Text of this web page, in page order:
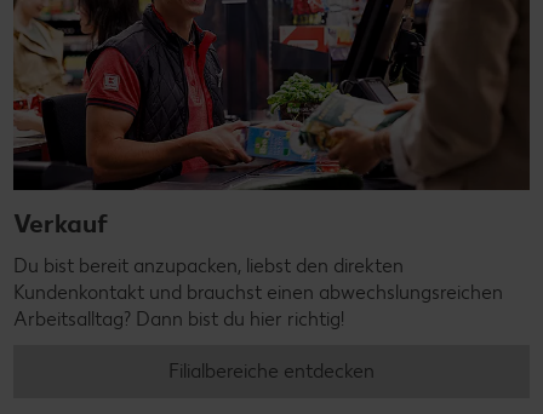
Verkauf
Du bist bereit anzupacken, liebst den direkten
Kundenkontakt und brauchst einen abwechslungsreichen
Arbeitsalltag? Dann bist du hier richtig!
Filialbereiche entdecken